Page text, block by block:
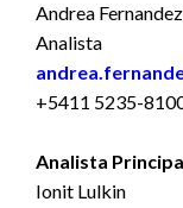
Andrea
Analista
+5411 5235-
Analista
Ionit Lulkin